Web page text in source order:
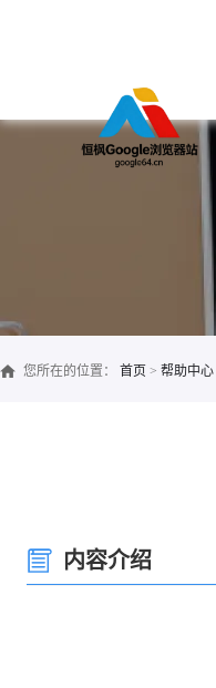
您所在的位置： 首页 > 帮助中心
内容介绍